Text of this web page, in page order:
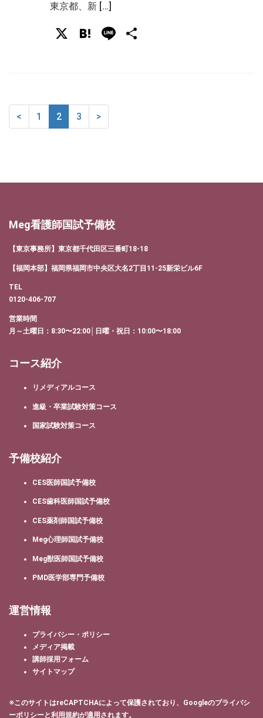
東京都、新 […]
X Hatena
Line
< 1 2 3 >
Meg看護師国試予備校
【東京事務所】東京都千代田区三番町18-18
【福岡本部】福岡県福岡市中央区大名2丁目11-25新栄ビル6F
TEL
0120-406-707
営業時間
月～土曜日：8:30〜22:00│日曜・祝日：10:00〜18:00
コース紹介
リメディアルコース
進級・卒業試験対策コース
国家試験対策コース
予備校紹介
CES医師国試予備校
CES歯科医師国試予備校
CES薬剤師国試予備校
Meg心理師国試予備校
Meg獣医師国試予備校
PMD医学部専門予備校
運営情報
プライバシー・ポリシー
メディア掲載
講師採用フォーム
サイトマップ
※このサイトはreCAPTCHAによって保護されており、Googleのプライバシ
ーポリシーと利用規約が適用されます。